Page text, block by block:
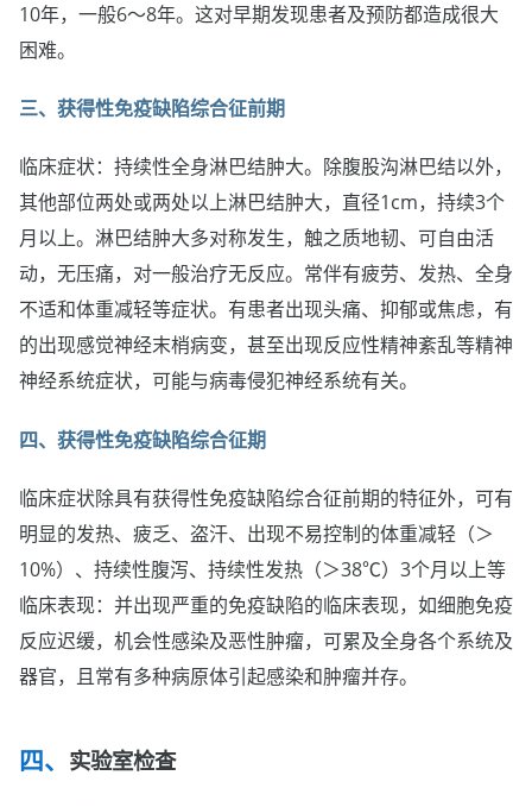
10年，一般6～8年。这对早期发现患者及预防都造成很大
困难。
三、获得性免疫缺陷综合征前期
临床症状：持续性全身淋巴结肿大。除腹股沟淋巴结以外，
其他部位两处或两处以上淋巴结肿大，直径1cm，持续3个
月以上。淋巴结肿大多对称发生，触之质地韧、可自由活
动，无压痛，对一般治疗无反应。常伴有疲劳、发热、全身
不适和体重减轻等症状。有患者出现头痛、抑郁或焦虑，有
的出现感觉神经末梢病变，甚至出现反应性精神紊乱等精神
神经系统症状，可能与病毒侵犯神经系统有关。
四、获得性免疫缺陷综合征期
临床症状除具有获得性免疫缺陷综合征前期的特征外，可有
明显的发热、疲乏、盗汗、出现不易控制的体重减轻（＞
10%）、持续性腹泻、持续性发热（＞38℃）3个月以上等
临床表现：并出现严重的免疫缺陷的临床表现，如细胞免疫
反应迟缓，机会性感染及恶性肿瘤，可累及全身各个系统及
器官，且常有多种病原体引起感染和肿瘤并存。
实验室检查